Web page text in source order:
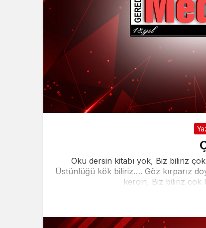
Oku dersin kitabı yok, Biz biliriz
Üstünlüğü kök biliriz…. Göz kırparız
kerçin, Biz biliriz çok